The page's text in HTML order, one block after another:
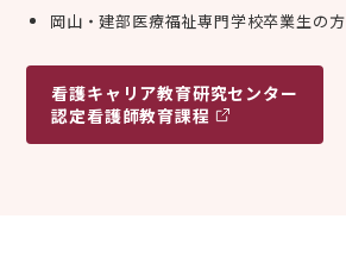
岡山・建部医療福祉専門学校卒業生の方
看護キャリア教育研究センター
認定看護師教育課程